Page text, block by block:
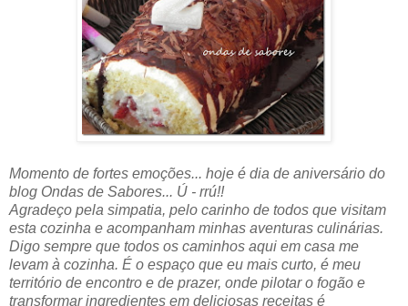
Momento de fortes emoções... hoje é dia de aniversário do
blog Ondas de Sabores... Ú - rrú!!
Agradeço pela simpatia, pelo carinho de todos que visitam
esta cozinha e acompanham minhas aventuras culinárias.
Digo sempre que todos os caminhos aqui em casa me
levam à cozinha. É o espaço que eu mais curto, é meu
território de encontro e de prazer, onde pilotar o fogão e
transformar ingredientes em deliciosas receitas é